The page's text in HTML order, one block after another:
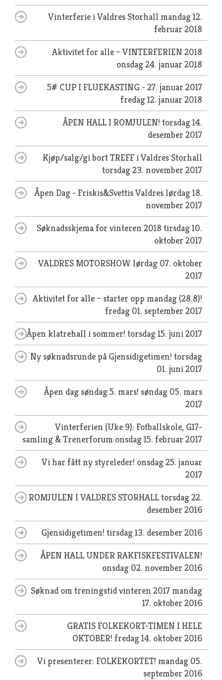
Vinterferie i Valdres Storhall mandag 12.
februar 2018
Aktivitet for alle – VINTERFERIEN 2018
onsdag 24. januar 2018
5# CUP I FLUEKASTING - 27. januar 2017
fredag 12. januar 2018
ÅPEN HALL I ROMJULEN! torsdag 14.
desember 2017
Kjøp/salg/gi bort TREFF i Valdres Storhall
torsdag 23. november 2017
Åpen Dag - Friskis&Svettis Valdres lørdag 18.
november 2017
Søknadsskjema for vinteren 2018 tirsdag 10.
oktober 2017
VALDRES MOTORSHOW lørdag 07. oktober
2017
Aktivitet for alle – starter opp mandag (28.8)!
fredag 01. september 2017
Åpen klatrehall i sommer! torsdag 15. juni 2017
Ny søknadsrunde på Gjensidigetimen! torsdag
01. juni 2017
Åpen dag søndag 5. mars! søndag 05. mars
2017
Vinterferien (Uke 9): Fotballskole, G17-
samling & Trenerforum onsdag 15. februar 2017
Vi har fått ny styreleder! onsdag 25. januar
2017
ROMJULEN I VALDRES STORHALLtorsdag 22.
desember 2016
Gjensidigetimen! tirsdag 13. desember 2016
ÅPEN HALL UNDER RAKFISKFESTIVALEN!
onsdag 02. november 2016
Søknad om treningstid vinteren 2017 mandag
17. oktober 2016
GRATIS FOLKEKORT-TIMEN I HELE
OKTOBER! fredag 14. oktober 2016
Vi presenterer: FOLKEKORTET! mandag 05.
september 2016